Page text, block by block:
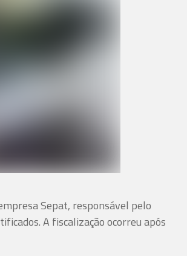
Sepat, responsável pelo
A fiscalização ocorreu após